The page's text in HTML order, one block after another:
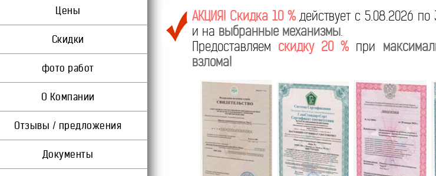
Цены
Скидки
фото работ
О Компании
Отзывы / предложения
Документы
АКЦИЯ! Скидка 10 %действует с 5.08.2026 по
и на выбранные механизмы.
Предоставляем скидку 20 % при
взлома!